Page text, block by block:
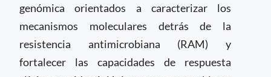
genómica orientados a caracterizar los
mecanismos moleculares detrás de la
resistencia antimicrobiana (RAM) y
fortalecer las capacidades de respuesta